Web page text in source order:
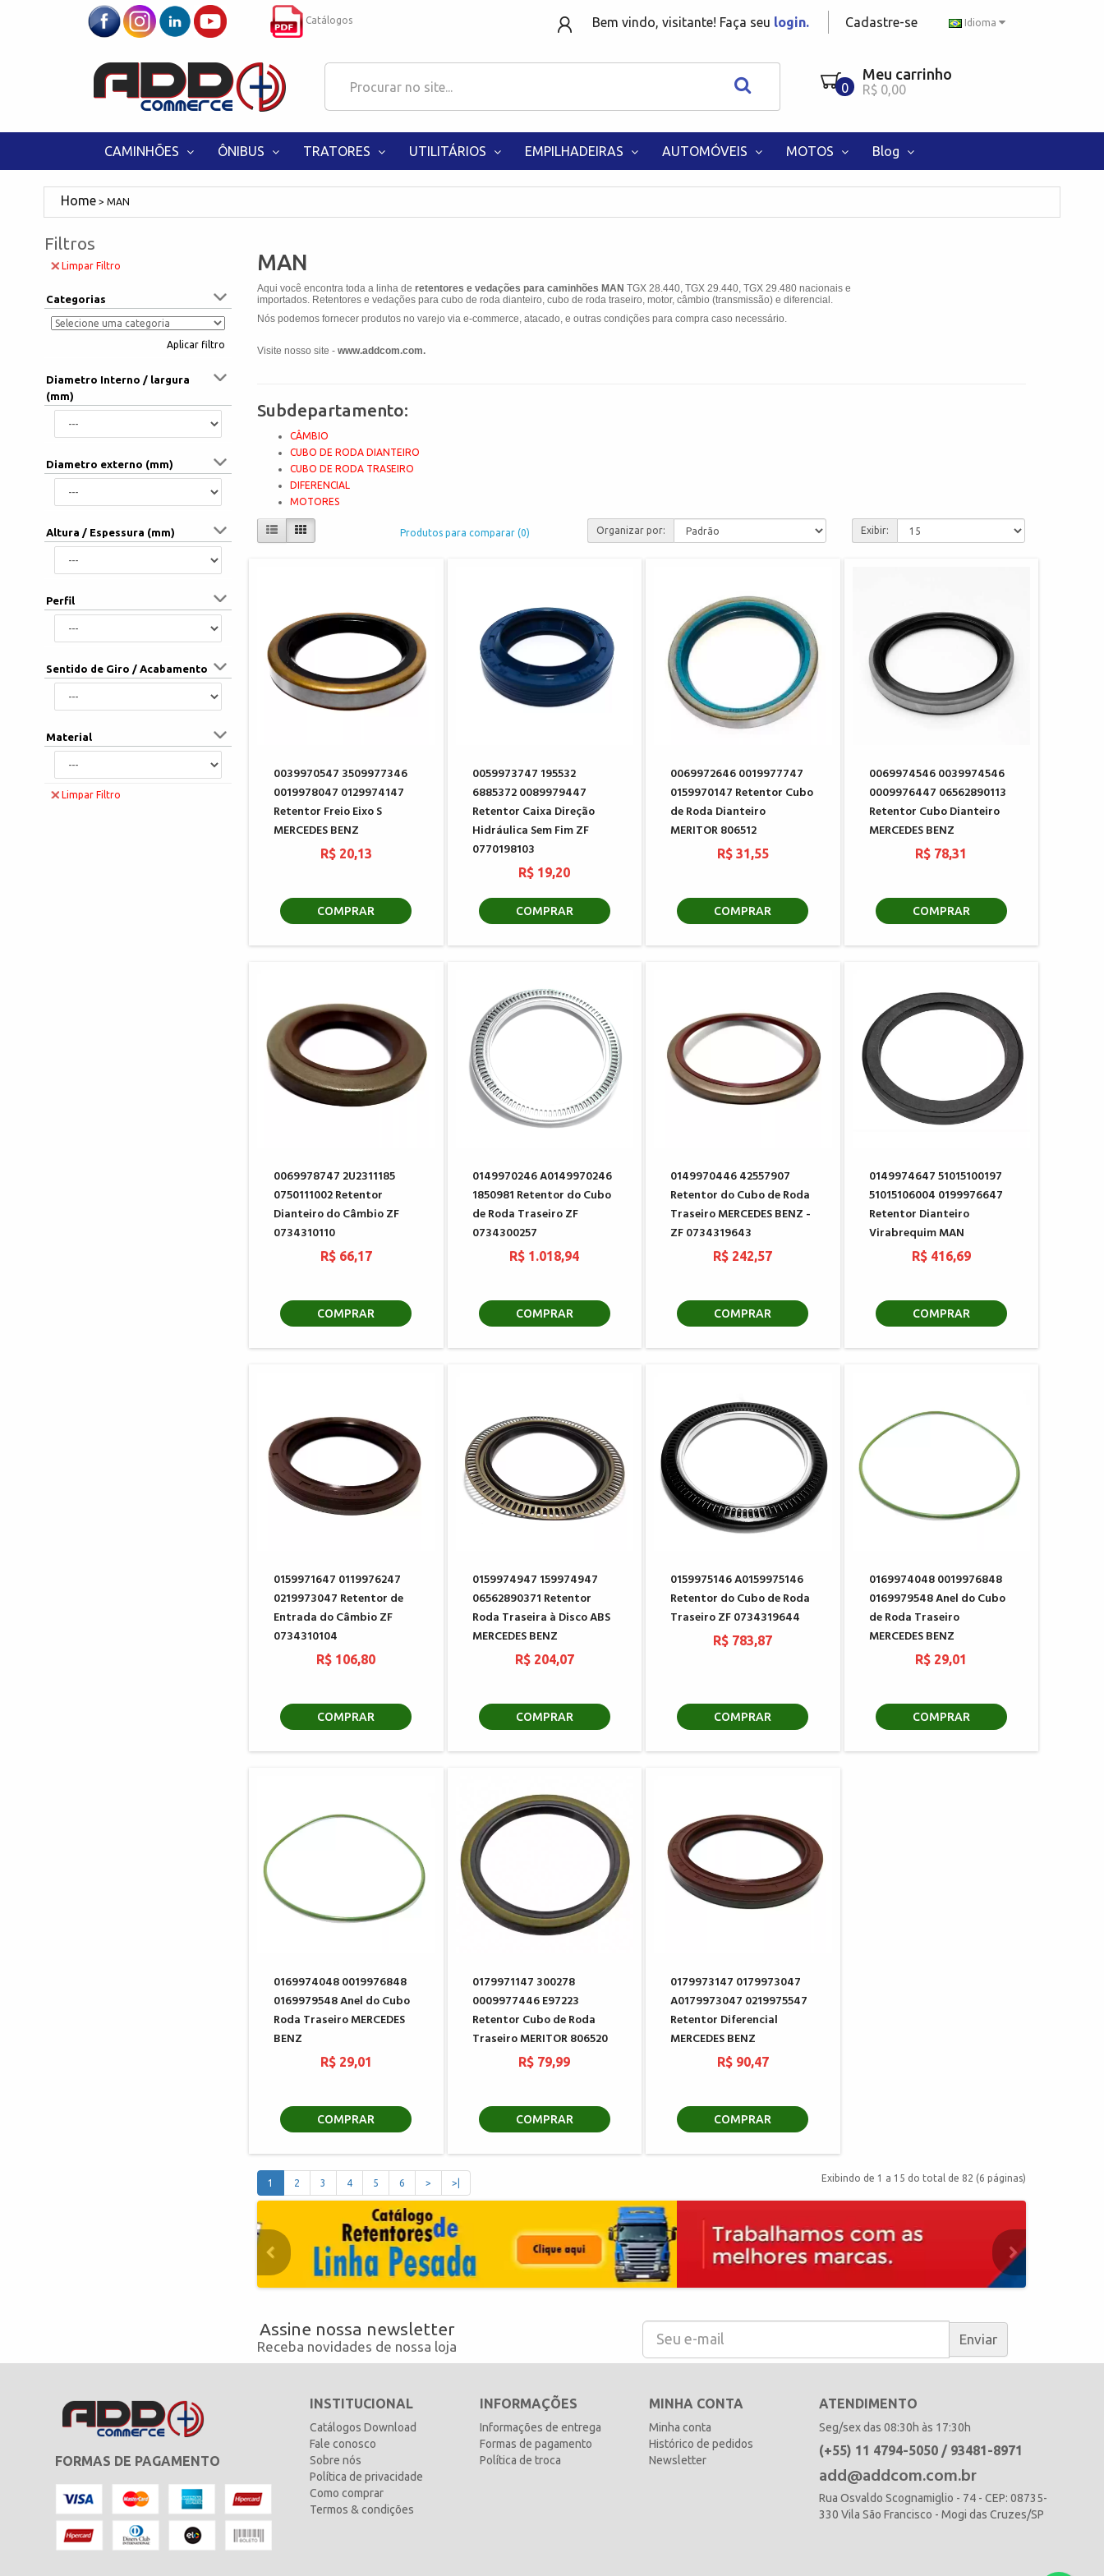
Idioma
Catálogos Bem vindo, visitante! Faça seu login. Cadastre-se
0
Meu carrinho
R$ 0,00
CAMINHÕES ÔNIBUS TRATORES UTILITÁRIOS EMPILHADEIRAS AUTOMÓVEIS MOTOS Blog
MAN
Filtros
Limpar Filtro
Categorias
Aplicar filtro
Diametro Interno / largura
(mm)
Diametro externo (mm)
Altura / Espessura (mm)
Perfil
Sentido de Giro / Acabamento
Material
Limpar Filtro
MAN
Aqui você encontra toda a linha de retentores e vedações para caminhões MAN TGX 28.440, TGX 29.440, TGX 29.480 nacionais e
importados. Retentores e vedações para cubo de roda dianteiro, cubo de roda traseiro, motor, câmbio (transmissão) e diferencial.
Nós podemos fornecer produtos no varejo via e-commerce, atacado, e outras condições para compra caso necessário.
Visite nosso site - www.addcom.com.
Subdepartamento:
CÂMBIO
CUBO DE RODA DIANTEIRO
CUBO DE RODA TRASEIRO
DIFERENCIAL
MOTORES
Produtos para comparar (0) Organizar por: Exibir:
0039970547 3509977346
0019978047 0129974147
Retentor Freio Eixo S
MERCEDES BENZ
R$ 20,13
COMPRAR
0059973747 195532
6885372 0089979447
Retentor Caixa Direção
Hidráulica Sem Fim ZF
0770198103
R$ 19,20
COMPRAR
0069972646 0019977747
0159970147 Retentor Cubo
de Roda Dianteiro
MERITOR 806512
R$ 31,55
COMPRAR
0069974546 0039974546
0009976447 06562890113
Retentor Cubo Dianteiro
MERCEDES BENZ
R$ 78,31
COMPRAR
0069978747 2U2311185
0750111002 Retentor
Dianteiro do Câmbio ZF
0734310110
R$ 66,17
COMPRAR
0149970246 A0149970246
1850981 Retentor do Cubo
de Roda Traseiro ZF
0734300257
R$ 1.018,94
COMPRAR
0149970446 42557907
Retentor do Cubo de Roda
Traseiro MERCEDES BENZ -
ZF 0734319643
R$ 242,57
COMPRAR
0149974647 51015100197
51015106004 0199976647
Retentor Dianteiro
Virabrequim MAN
R$ 416,69
COMPRAR
0159971647 0119976247
0219973047 Retentor de
Entrada do Câmbio ZF
0734310104
R$ 106,80
COMPRAR
0159974947 159974947
06562890371 Retentor
Roda Traseira à Disco ABS
MERCEDES BENZ
R$ 204,07
COMPRAR
0159975146 A0159975146
Retentor do Cubo de Roda
Traseiro ZF 0734319644
R$ 783,87
COMPRAR
0169974048 0019976848
0169979548 Anel do Cubo
de Roda Traseiro
MERCEDES BENZ
R$ 29,01
COMPRAR
0169974048 0019976848
0169979548 Anel do Cubo
Roda Traseiro MERCEDES
BENZ
R$ 29,01
COMPRAR
0179971147 300278
0009977446 E97223
Retentor Cubo de Roda
Traseiro MERITOR 806520
R$ 79,99
COMPRAR
0179973147 0179973047
A0179973047 0219975547
Retentor Diferencial
MERCEDES BENZ
R$ 90,47
COMPRAR
1 2 3 4 5 6 > >| Exibindo de 1 a 15 do total de 82 (6 páginas)
Assine nossa newsletter
Receba novidades de nossa loja Enviar
FORMAS DE PAGAMENTO
INSTITUCIONAL
Catálogos Download
Fale conosco
Sobre nós
Política de privacidade
Como comprar
Termos & condições
INFORMAÇÕES
Informações de entrega
Formas de pagamento
Política de troca
MINHA CONTA
Minha conta
Histórico de pedidos
Newsletter
ATENDIMENTO
Seg/sex das 08:30h às 17:30h
(+55) 11 4794-5050 / 93481-8971
add@addcom.com.br
Rua Osvaldo Scognamiglio - 74 - CEP: 08735-
330 Vila São Francisco - Mogi das Cruzes/SP